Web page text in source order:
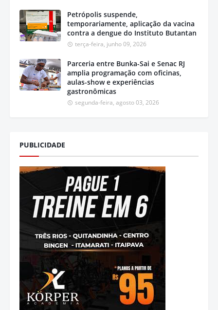
Petrópolis suspende,
temporariamente, aplicação da vacina
contra a dengue do Instituto Butantan
terça-feira, junho 09, 2026
Parceria entre Bunka-Sai e Senac RJ
amplia programação com oficinas,
aulas-show e experiências
gastronômicas
segunda-feira, agosto 03, 2026
PUBLICIDADE